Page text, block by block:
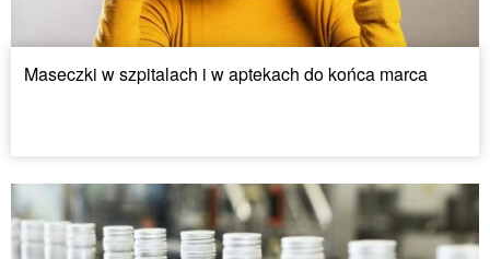
Maseczki w szpitalach i w aptekach do końca marca